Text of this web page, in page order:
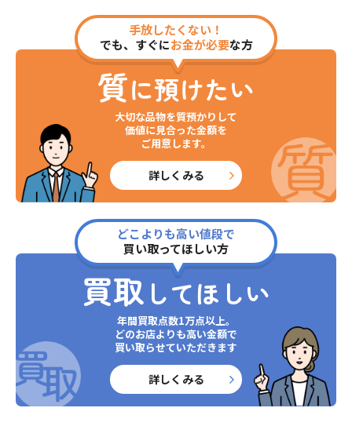
手放したくない！
でも、すぐにお金が必要な方
質に預けたい
大切な品物を質預かりして
価値に見合った金額を
ご用意します。
詳しくみる
どこよりも高い値段で
買い取ってほしい方
買取 してほしい
年間買取点数1万点以上。
どのお店よりも高い金額で
買い取らせていただきます
詳しくみる